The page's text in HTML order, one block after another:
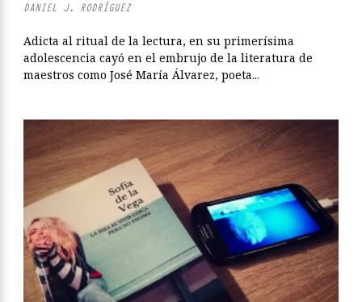
DANIEL J. RODRÍGUEZ
Adicta al ritual de la lectura, en su primerísima
adolescencia cayó en el embrujo de la literatura de
maestros como José María Álvarez, poeta...